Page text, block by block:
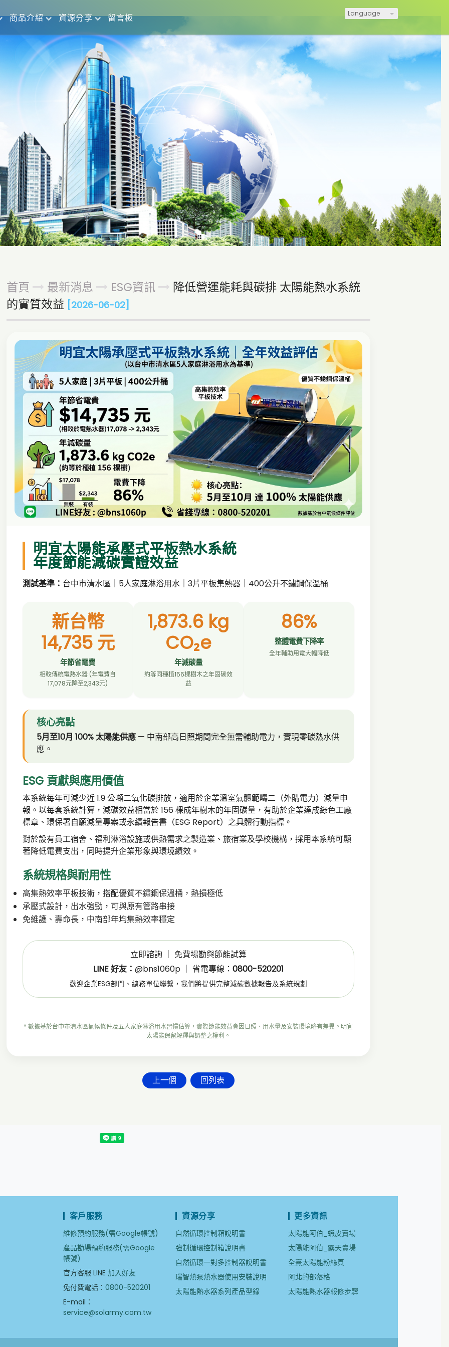
Language
商品介紹 資源分享 留言板
首頁 最新消息 ESG資訊
降低營運能耗與碳排 太陽能熱水系統
的實質效益 [2026-06-02]
明宜太陽能承壓式平板熱水系統
年度節能減碳實證效益
測試基準： 台中市清水區｜5人家庭淋浴用水｜3片平板集熱器｜400公升不鏽鋼保溫桶
新台幣
14,735 元
年節省電費
相較傳統電熱水器 (年電費自
17,078元降至2,343元)
1,873.6 kg
CO₂e
年減碳量
約等同種植156棵樹木之年固碳效
益
86%
整體電費下降率
全年輔助用電大幅降低
核心亮點
5月至10月 100% 太陽能供應— 中南部高日照期間完全無需輔助電力，實現零碳熱水供
應。
ESG 貢獻與應用價值
本系統每年可減少近 1.9 公噸二氧化碳排放，適用於企業溫室氣體範疇二（外購電力）減量申
報。以每套系統計算，減碳效益相當於 156 棵成年樹木的年固碳量，有助於企業達成綠色工廠
標章、環保署自願減量專案或永續報告書（ESG Report）之具體行動指標。
對於設有員工宿舍、福利淋浴設施或供熱需求之製造業、旅宿業及學校機構，採用本系統可顯
著降低電費支出，同時提升企業形象與環境績效。
系統規格與耐用性
高集熱效率平板技術，搭配優質不鏽鋼保溫桶，熱損極低
承壓式設計，出水強勁，可與原有管路串接
免維護、壽命長，中南部年均集熱效率穩定
立即諮詢 ｜ 免費場勘與節能試算
LINE 好友： @bns1060p｜ 省電專線： 0800-520201
歡迎企業ESG部門、總務單位聯繫，我們將提供完整減碳數據報告及系統規劃
* 數據基於台中市清水區氣候條件及五人家庭淋浴用水習慣估算，實際節能效益會因日照、用水量及安裝環境略有差異。明宜
太陽能保留解釋與調整之權利。
上一個 回列表
客戶服務
維修預約服務(需Google帳號)
產品勘場預約服務(需Google
帳號)
官方客服 LINE加入好友
免付費電話：0800-520201
E-mail：
service@solarmy.com.tw
資源分享
自然循環控制箱說明書
強制循環控制箱說明書
自然循環一對多控制器說明書
瑞智熱泵熱水器使用安裝說明
太陽能熱水器系列產品型錄
更多資訊
太陽能阿伯_蝦皮賣場
太陽能阿伯_露天賣場
全熹太陽能粉絲頁
阿北的部落格
太陽能熱水器報修步驟